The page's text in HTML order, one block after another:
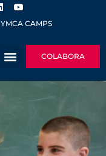
YMCA CAMPS
COLABORA